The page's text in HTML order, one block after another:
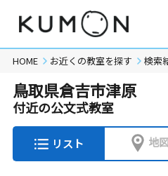
HOME お近くの教室を探す 検索
鳥取県倉吉市津原
付近の公文式教室
リスト 地図